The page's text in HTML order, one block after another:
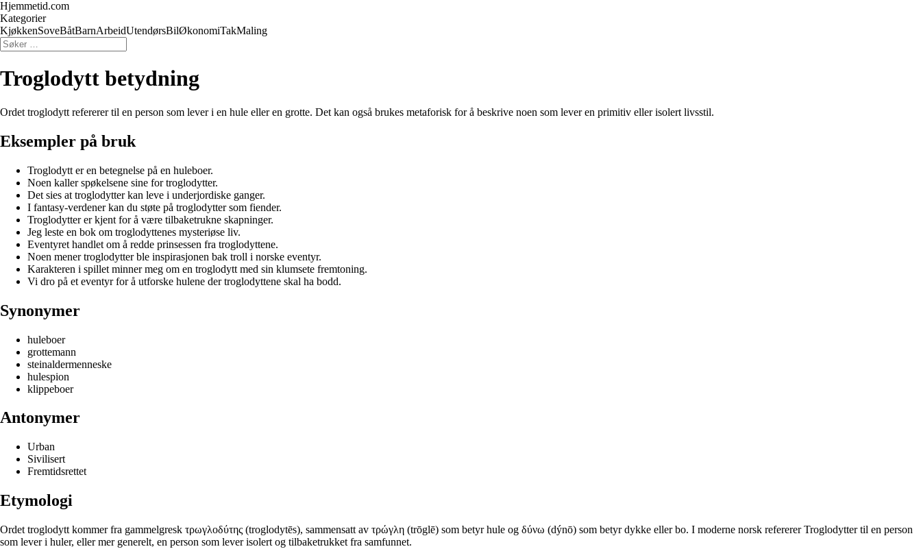
Hjemmetid.com
Kategorier
KjøkkenSoveBåtBarnArbeidUtendørsBilØkonomiTakMaling
Troglodytt betydning
Ordet troglodytt refererer til en person som lever i en hule eller en grotte. Det kan også brukes metaforisk for å beskrive noen som lever en primitiv eller isolert livsstil.
Eksempler på bruk
Troglodytt er en betegnelse på en huleboer.
Noen kaller spøkelsene sine for troglodytter.
Det sies at troglodytter kan leve i underjordiske ganger.
I fantasy-verdener kan du støte på troglodytter som fiender.
Troglodytter er kjent for å være tilbaketrukne skapninger.
Jeg leste en bok om troglodyttenes mysteriøse liv.
Eventyret handlet om å redde prinsessen fra troglodyttene.
Noen mener troglodytter ble inspirasjonen bak troll i norske eventyr.
Karakteren i spillet minner meg om en troglodytt med sin klumsete fremtoning.
Vi dro på et eventyr for å utforske hulene der troglodyttene skal ha bodd.
Synonymer
huleboer
grottemann
steinaldermenneske
hulespion
klippeboer
Antonymer
Urban
Sivilisert
Fremtidsrettet
Etymologi
Ordet troglodytt kommer fra gammelgresk τρωγλοδύτης (troglodytēs), sammensatt av τρώγλη (trōglē) som betyr hule og δύνω (dýnō) som betyr dykke eller bo. I moderne norsk refererer Troglodytter til en person
som lever i huler, eller mer generelt, en person som lever isolert og tilbaketrukket fra samfunnet.